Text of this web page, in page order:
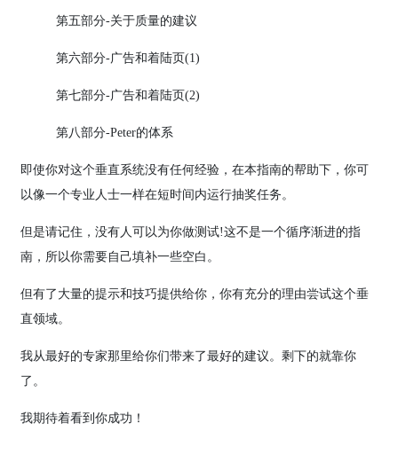
第五部分-关于质量的建议
第六部分-广告和着陆页(1)
第七部分-广告和着陆页(2)
第八部分-Peter的体系
即使你对这个垂直系统没有任何经验，在本指南的帮助下，你可
以像一个专业人士一样在短时间内运行抽奖任务。
但是请记住，没有人可以为你做测试!这不是一个循序渐进的指
南，所以你需要自己填补一些空白。
但有了大量的提示和技巧提供给你，你有充分的理由尝试这个垂
直领域。
我从最好的专家那里给你们带来了最好的建议。剩下的就靠你
了。
我期待着看到你成功！